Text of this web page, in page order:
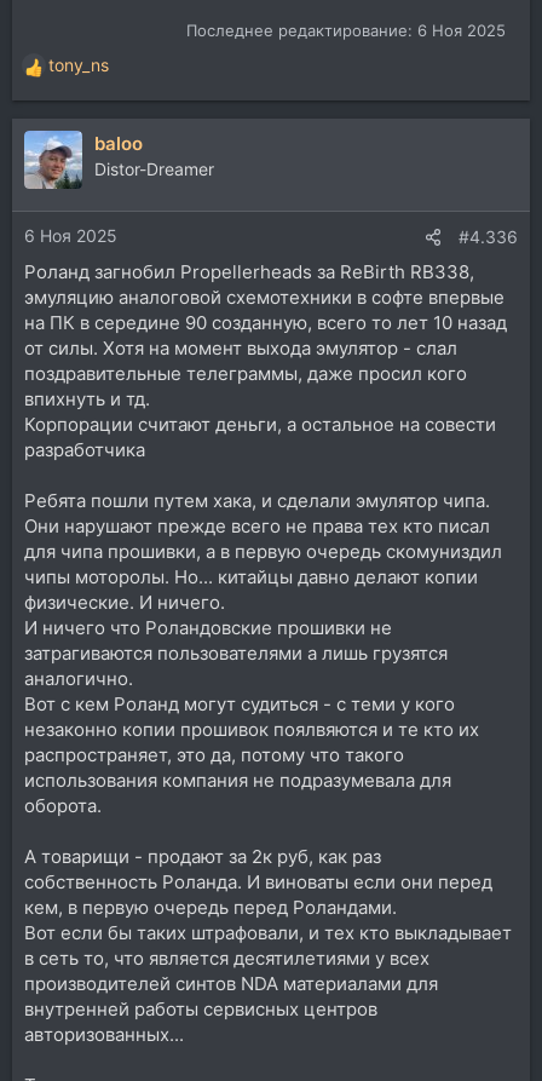
Последнее редактирование: 6 Ноя 2025
Р
е
а
к
ц
и
и
:
tony_ns
baloo
Distor-Dreamer
6 Ноя 2025 #4.336
Роланд загнобил Propellerheads за ReBirth RB338,
эмуляцию аналоговой схемотехники в софте впервые
на ПК в середине 90 созданную, всего то лет 10 назад
от силы. Хотя на момент выхода эмулятор - слал
поздравительные телеграммы, даже просил кого
впихнуть и тд.
Корпорации считают деньги, а остальное на совести
разработчика
Ребята пошли путем хака, и сделали эмулятор чипа.
Они нарушают прежде всего не права тех кто писал
для чипа прошивки, а в первую очередь скомуниздил
чипы моторолы. Но... китайцы давно делают копии
физические. И ничего.
И ничего что Роландовские прошивки не
затрагиваются пользователями а лишь грузятся
аналогично.
Вот с кем Роланд могут судиться - с теми у кого
незаконно копии прошивок поялвяются и те кто их
распространяет, это да, потому что такого
использования компания не подразумевала для
оборота.
А товарищи - продают за 2к руб, как раз
собственность Роланда. И виноваты если они перед
кем, в первую очередь перед Роландами.
Вот если бы таких штрафовали, и тех кто выкладывает
в сеть то, что является десятилетиями у всех
производителей синтов NDA материалами для
внутренней работы сервисных центров
авторизованных...